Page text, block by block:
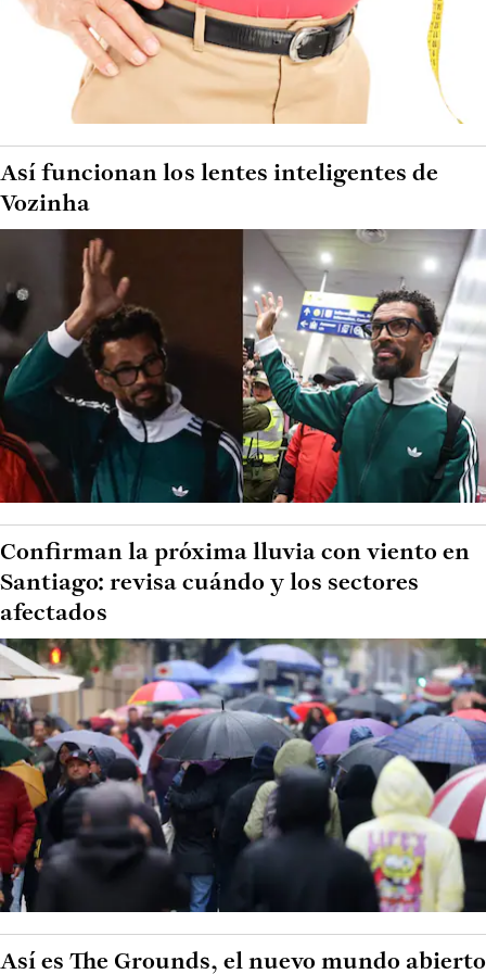
Así funcionan los lentes inteligentes de
Vozinha
Confirman la próxima lluvia con viento en
Santiago: revisa cuándo y los sectores
afectados
Así es The Grounds, el nuevo mundo abierto